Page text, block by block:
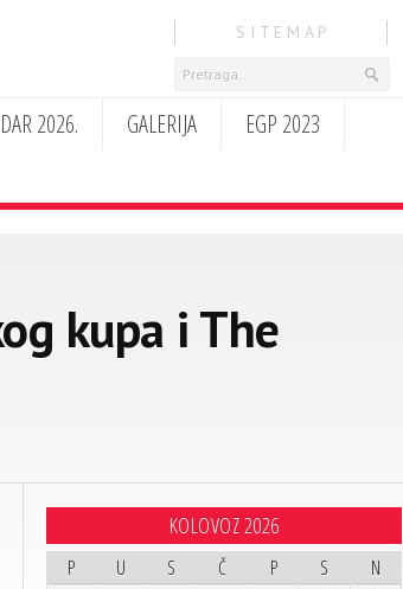
S I T E M A P
2026. GALERIJA
EGP 2023
kupa i The
KOLOVOZ 2026
P U S Č P S N